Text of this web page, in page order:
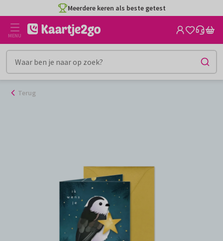
naar
inhoud
Meerdere keren als beste getest
MENU
Terug